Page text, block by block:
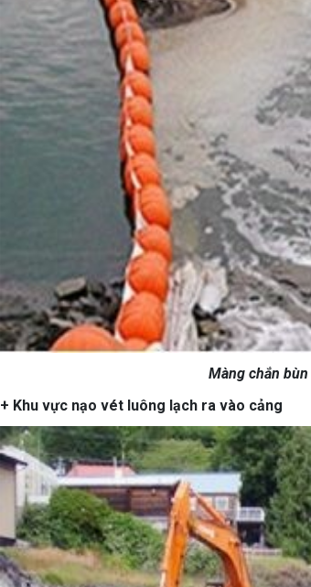
Màng chắn bùn
+ Khu vực nạo vét luông lạch ra vào cảng